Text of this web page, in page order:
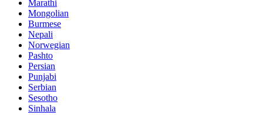
Marathi
Mongolian
Burmese
Nepali
Norwegian
Pashto
Persian
Punjabi
Serbian
Sesotho
Sinhala